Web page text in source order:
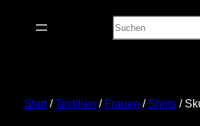
Suchen
Start/Textilien / Frauen / Shirts/